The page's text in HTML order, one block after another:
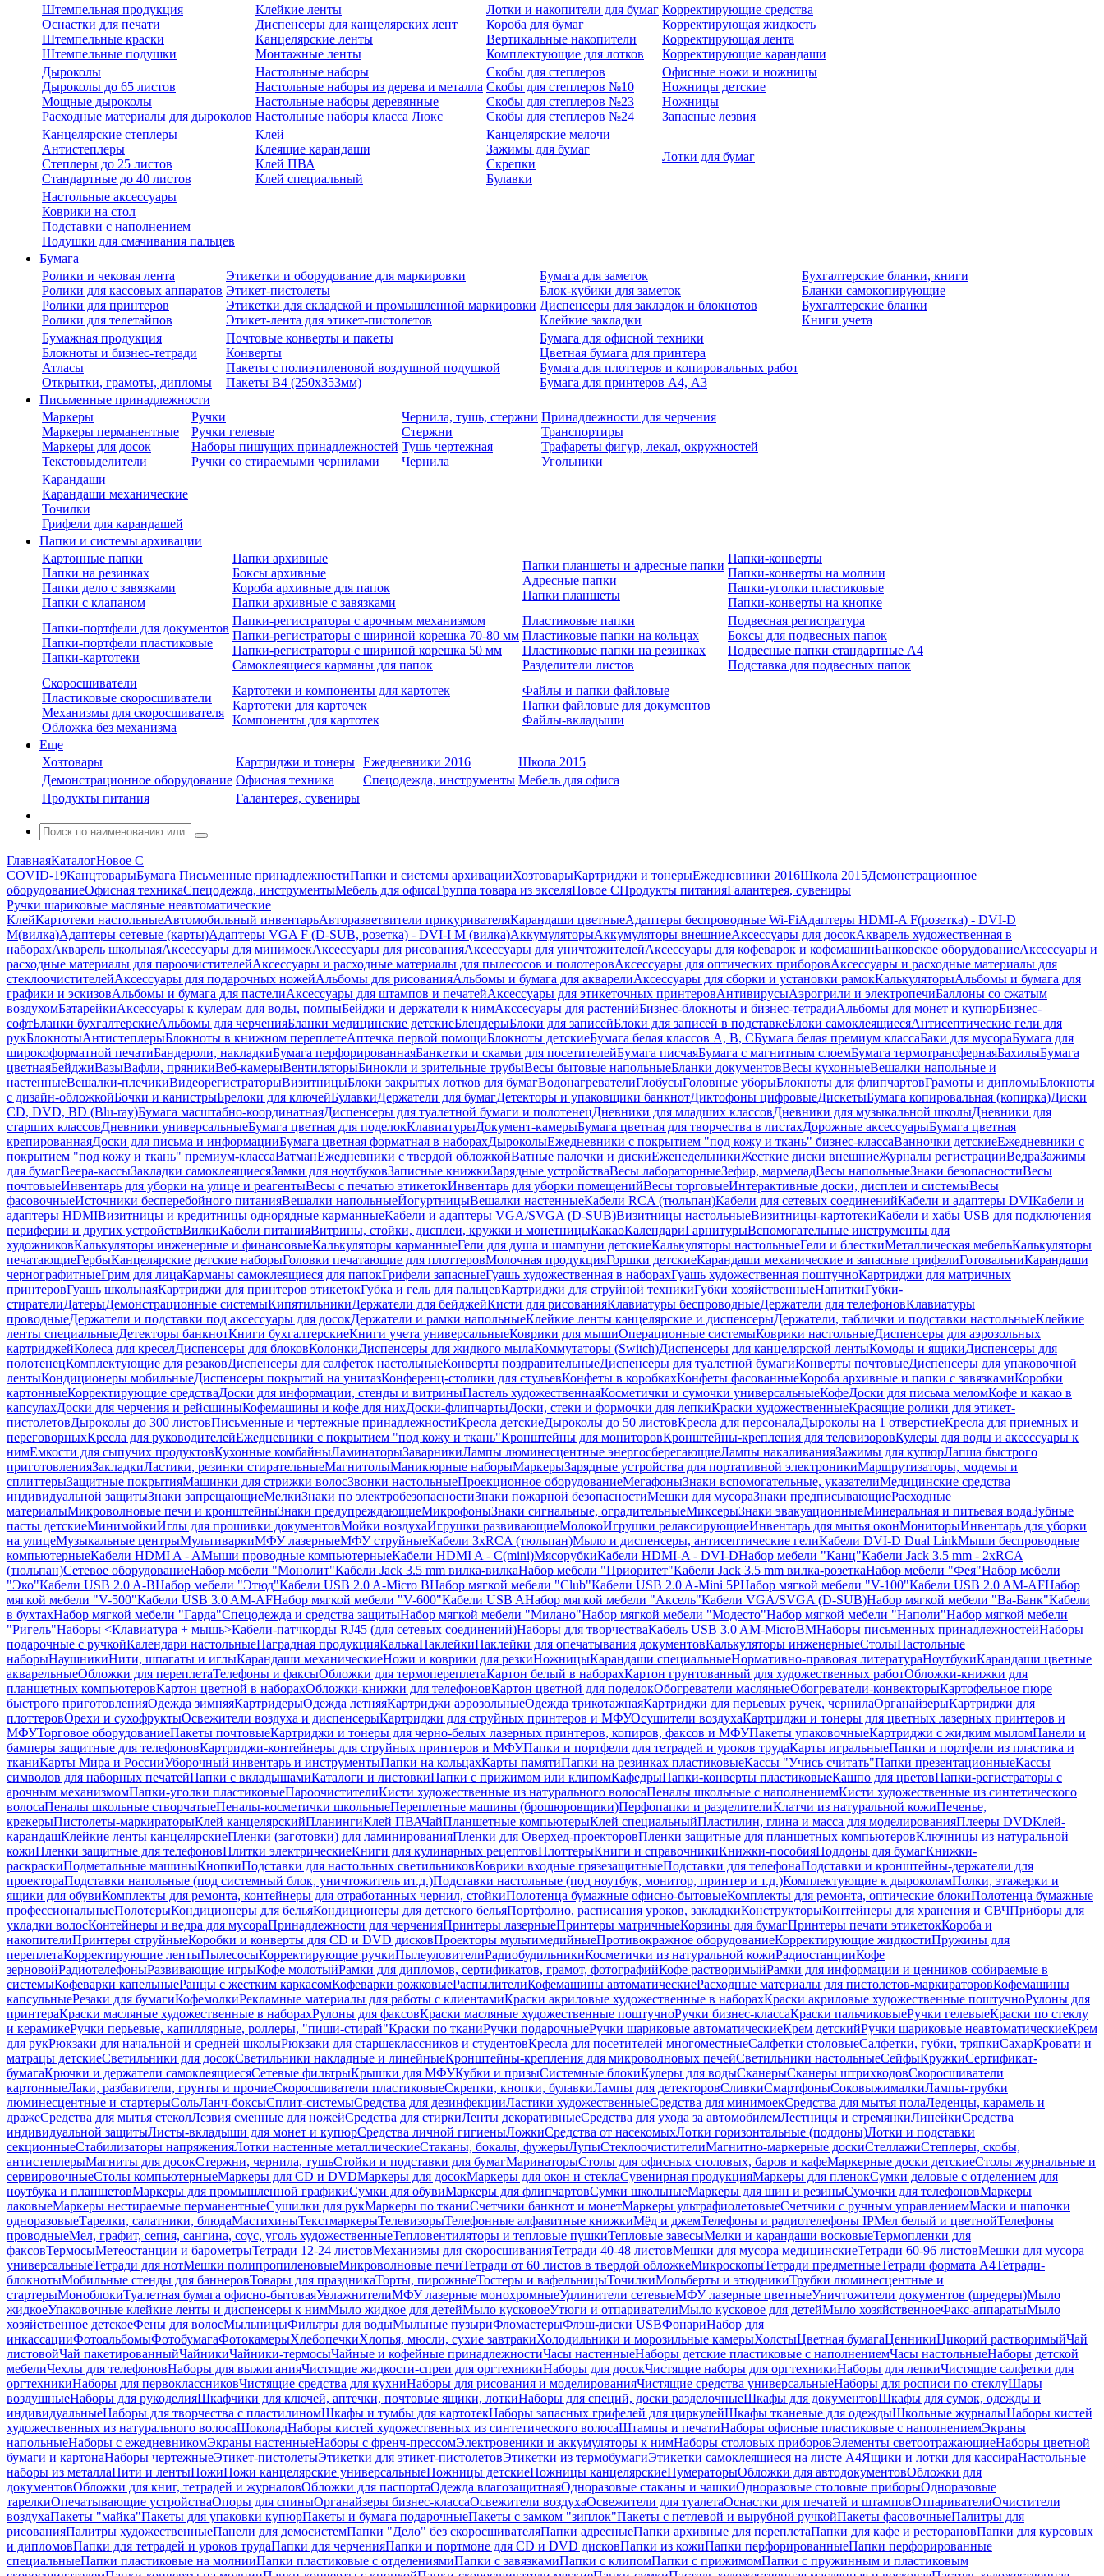
Штемпельная продукция
Оснастки для печати
Штемпельные краски
Штемпельные подушки
Клейкие ленты
Диспенсеры для канцелярских лент
Канцелярские ленты
Монтажные ленты
Лотки и накопители для бумаг
Короба для бумаг
Вертикальные накопители
Комплектующие для лотков
Корректирующие средства
Корректирующая жидкость
Корректирующая лента
Корректирующие карандаши
Дыроколы
Дыроколы до 65 листов
Мощные дыроколы
Расходные материалы для дыроколов
Настольные наборы
Настольные наборы из дерева и металла
Настольные наборы деревянные
Настольные наборы класса Люкс
Скобы для степлеров
Скобы для степлеров №10
Скобы для степлеров №23
Скобы для степлеров №24
Офисные ножи и ножницы
Ножницы детские
Ножницы
Запасные лезвия
Канцелярские степлеры
Антистеплеры
Степлеры до 25 листов
Стандартные до 40 листов
Клей
Клеящие карандаши
Клей ПВА
Клей специальный
Канцелярские мелочи
Зажимы для бумаг
Скрепки
Булавки
Лотки для бумаг
Настольные аксессуары
Коврики на стол
Подставки с наполнением
Подушки для смачивания пальцев
Бумага
Ролики и чековая лента
Ролики для кассовых аппаратов
Ролики для принтеров
Ролики для телетайпов
Этикетки и оборудование для маркировки
Этикет-пистолеты
Этикетки для складской и промышленной маркировки
Этикет-лента для этикет-пистолетов
Бумага для заметок
Блок-кубики для заметок
Диспенсеры для закладок и блокнотов
Клейкие закладки
Бухгалтерские бланки, книги
Бланки самокопирующие
Бухгалтерские бланки
Книги учета
Бумажная продукция
Блокноты и бизнес-тетради
Атласы
Открытки, грамоты, дипломы
Почтовые конверты и пакеты
Конверты
Пакеты с полиэтиленовой воздушной подушкой
Пакеты В4 (250х353мм)
Бумага для офисной техники
Цветная бумага для принтера
Бумага для плоттеров и копировальных работ
Бумага для принтеров А4, А3
Письменные принадлежности
Маркеры
Маркеры перманентные
Маркеры для досок
Текстовыделители
Ручки
Ручки гелевые
Наборы пишущих принадлежностей
Ручки со стираемыми чернилами
Чернила, тушь, стержни
Стержни
Тушь чертежная
Чернила
Принадлежности для черчения
Транспортиры
Трафареты фигур, лекал, окружностей
Угольники
Карандаши
Карандаши механические
Точилки
Грифели для карандашей
Папки и системы архивации
Картонные папки
Папки на резинках
Папки дело с завязками
Папки с клапаном
Папки архивные
Боксы архивные
Короба архивные для папок
Папки архивные с завязками
Папки планшеты и адресные папки
Адресные папки
Папки планшеты
Папки-конверты
Папки-конверты на молнии
Папки-уголки пластиковые
Папки-конверты на кнопке
Папки-портфели для документов
Папки-портфели пластиковые
Папки-картотеки
Папки-регистраторы с арочным механизмом
Папки-регистраторы с шириной корешка 70-80 мм
Папки-регистраторы с шириной корешка 50 мм
Самоклеящиеся карманы для папок
Пластиковые папки
Пластиковые папки на кольцах
Пластиковые папки на резинках
Разделители листов
Подвесная регистратура
Боксы для подвесных папок
Подвесные папки стандартные А4
Подставка для подвесных папок
Скоросшиватели
Пластиковые скоросшиватели
Механизмы для скоросшивателя
Обложка без механизма
Картотеки и компоненты для картотек
Картотеки для карточек
Компоненты для картотек
Файлы и папки файловые
Папки файловые для документов
Файлы-вкладыши
Еще
Хозтовары
Картриджи и тонеры Ежедневники 2016
Школа 2015
Демонстрационное оборудование Офисная техника Спецодежда, инструменты Мебель для офиса
Продукты питания
Галантерея, сувениры
ГлавнаяКаталогНовое С
COVID-19КанцтоварыБумага Письменные принадлежностиПапки и системы архивацииХозтоварыКартриджи и тонерыЕжедневники 2016Школа 2015Демонстрационное
оборудованиеОфисная техникаСпецодежда, инструментыМебель для офисаГруппа товара из экселяНовое СПродукты питанияГалантерея, сувениры
Ручки шариковые масляные неавтоматические
КлейКартотеки настольныеАвтомобильный инвентарьАвторазветвители прикуривателяКарандаши цветныеАдаптеры беспроводные Wi-FiАдаптеры HDMI-A F(розетка) - DVI-D
M(вилка)Адаптеры сетевые (карты)Адаптеры VGA F (D-SUB, розетка) - DVI-I M (вилка)АккумуляторыАккумуляторы внешниеАксессуары для досокАкварель художественная в
наборахАкварель школьнаяАксессуары для минимоекАксессуары для рисованияАксессуары для уничтожителейАксессуары для кофеварок и кофемашинБанковское оборудованиеАксессуары и
расходные материалы для пароочистителейАксессуары и расходные материалы для пылесосов и полотеровАксессуары для оптических приборовАксессуары и расходные материалы для
стеклоочистителейАксессуары для подарочных ножейАльбомы для рисованияАльбомы и бумага для акварелиАксессуары для сборки и установки рамокКалькуляторыАльбомы и бумага для
графики и эскизовАльбомы и бумага для пастелиАксессуары для штампов и печатейАксессуары для этикеточных принтеровАнтивирусыАэрогрили и электропечиБаллоны со сжатым
воздухомБатарейкиАксессуары к кулерам для воды, помпыБейджи и держатели к нимАкссесуары для растенийБизнес-блокноты и бизнес-тетрадиАльбомы для монет и купюрБизнес-
софтБланки бухгалтерскиеАльбомы для черченияБланки медицинские детскиеБлендерыБлоки для записейБлоки для записей в подставкеБлоки самоклеящиесяАнтисептические гели для
рукБлокнотыАнтистеплерыБлокноты в книжном переплетеАптечка первой помощиБлокноты детскиеБумага белая классов А, В, СБумага белая премиум классаБаки для мусораБумага для
широкоформатной печатиБандероли, накладкиБумага перфорированнаяБанкетки и скамьи для посетителейБумага писчаяБумага с магнитным слоемБумага термотрансфернаяБахилыБумага
цветнаяБейджиВазыВафли, пряникиВеб-камерыВентиляторыБинокли и зрительные трубыВесы бытовые напольныеБланки документовВесы кухонныеВешалки напольные и
настенныеВешалки-плечикиВидеорегистраторыВизитницыБлоки закрытых лотков для бумагВодонагревателиГлобусыГоловные уборыБлокноты для флипчартовГрамоты и дипломыБлокноты
с дизайн-обложкойБочки и канистрыБрелоки для ключейБулавкиДержатели для бумагДетекторы и упаковщики банкнотДиктофоны цифровыеДискетыБумага копировальная (копирка)Диски
CD, DVD, BD (Blu-ray)Бумага масштабно-координатнаяДиспенсеры для туалетной бумаги и полотенецДневники для младших классовДневники для музыкальной школыДневники для
старших классовДневники универсальныеБумага цветная для поделокКлавиатурыДокумент-камерыБумага цветная для творчества в листахДорожные аксессуарыБумага цветная
крепированнаяДоски для письма и информацииБумага цветная форматная в наборахДыроколыЕжедневники с покрытием "под кожу и ткань" бизнес-классаВанночки детскиеЕжедневники с
покрытием "под кожу и ткань" премиум-классаВатманЕжедневники с твердой обложкойВатные палочки и дискиЕженедельникиЖесткие диски внешниеЖурналы регистрацииВедраЗажимы
для бумагВеера-кассыЗакладки самоклеящиесяЗамки для ноутбуковЗаписные книжкиЗарядные устройстваВесы лабораторныеЗефир, мармеладВесы напольныеЗнаки безопасностиВесы
почтовыеИнвентарь для уборки на улице и реагентыВесы с печатью этикетокИнвентарь для уборки помещенийВесы торговыеИнтерактивные доски, дисплеи и системыВесы
фасовочныеИсточники бесперебойного питанияВешалки напольныеЙогуртницыВешалки настенныеКабели RCA (тюльпан)Кабели для сетевых соединенийКабели и адаптеры DVIКабели и
адаптеры HDMIВизитницы и кредитницы однорядные карманныеКабели и адаптеры VGA/SVGA (D-SUB)Визитницы настольныеВизитницы-картотекиКабели и хабы USB для подключения
периферии и других устройствВилкиКабели питанияВитрины, стойки, дисплеи, кружки и монетницыКакаоКалендариГарнитурыВспомогательные инструменты для
художниковКалькуляторы инженерные и финансовыеКалькуляторы карманныеГели для душа и шампуни детскиеКалькуляторы настольныеГели и блесткиМеталлическая мебельКалькуляторы
печатающиеГербыКанцелярские детские наборыГоловки печатающие для плоттеровМолочная продукцияГоршки детскиеКарандаши механические и запасные грифелиГотовальниКарандаши
чернографитныеГрим для лицаКарманы самоклеящиеся для папокГрифели запасныеГуашь художественная в наборахГуашь художественная поштучноКартриджи для матричных
принтеровГуашь школьнаяКартриджи для принтеров этикетокГубка и гель для пальцевКартриджи для струйной техникиГубки хозяйственныеНапиткиГубки-
стирателиДатерыДемонстрационные системыКипятильникиДержатели для бейджейКисти для рисованияКлавиатуры беспроводныеДержатели для телефоновКлавиатуры
проводныеДержатели и подставки под аксессуары для досокДержатели и рамки напольныеКлейкие ленты канцелярские и диспенсерыДержатели, таблички и подставки настольныеКлейкие
ленты специальныеДетекторы банкнотКниги бухгалтерскиеКниги учета универсальныеКоврики для мышиОперационные системыКоврики настольныеДиспенсеры для аэрозольных
картриджейКолеса для креселДиспенсеры для блоковКолонкиДиспенсеры для жидкого мылаКоммутаторы (Switch)Диспенсеры для канцелярской лентыКомоды и ящикиДиспенсеры для
полотенецКомплектующие для резаковДиспенсеры для салфеток настольныеКонверты поздравительныеДиспенсеры для туалетной бумагиКонверты почтовыеДиспенсеры для упаковочной
лентыКондиционеры мобильныеДиспенсеры покрытий на унитазКонференц-столики для стульевКонфеты в коробкахКонфеты фасованныеКороба архивные и папки с завязкамиКоробки
картонныеКорректирующие средстваДоски для информации, стенды и витриныПастель художественнаяКосметички и сумочки универсальныеКофеДоски для письма меломКофе и какао в
капсулахДоски для черчения и рейсшиныКофемашины и кофе для нихДоски-флипчартыДоски, стеки и формочки для лепкиКраски художественныеКрасящие ролики для этикет-
пистолетовДыроколы до 300 листовПисьменные и чертежные принадлежностиКресла детскиеДыроколы до 50 листовКресла для персоналаДыроколы на 1 отверстиеКресла для приемных и
переговорныхКресла для руководителейЕжедневники с покрытием "под кожу и ткань"Кронштейны для мониторовКронштейны-крепления для телевизоровКулеры для воды и аксессуары к
нимЕмкости для сыпучих продуктовКухонные комбайныЛаминаторыЗаварникиЛампы люминесцентные энергосберегающиеЛампы накаливанияЗажимы для купюрЛапша быстрого
приготовленияЗакладкиЛастики, резинки стирательныеМагнитолыМаникюрные наборыМаркерыЗарядные устройства для портативной электроникиМаршрутизаторы, модемы и
сплиттерыЗащитные покрытияМашинки для стрижки волосЗвонки настольныеПроекционное оборудованиеМегафоныЗнаки вспомогательные, указателиМедицинские средства
индивидуальной защитыЗнаки запрещающиеМелкиЗнаки по электробезопасностиЗнаки пожарной безопасностиМешки для мусораЗнаки предписывающиеРасходные
материалыМикроволновые печи и кронштейныЗнаки предупреждающиеМикрофоныЗнаки сигнальные, оградительныеМиксерыЗнаки эвакуационныеМинеральная и питьевая водаЗубные
пасты детскиеМинимойкиИглы для прошивки документовМойки воздухаИгрушки развивающиеМолокоИгрушки релаксирующиеИнвентарь для мытья оконМониторыИнвентарь для уборки
на улицеМузыкальные центрыМультиваркиМФУ лазерныеМФУ струйныеКабели 3xRCA (тюльпан)Мыло и диспенсеры, антисептические гелиКабели DVI-D Dual LinkМыши беспроводные
компьютерныеКабели HDMI A - AМыши проводные компьютерныеКабели HDMI A - C(mini)МясорубкиКабели HDMI-A - DVI-DНабор мебели "Канц"Кабели Jack 3.5 mm - 2xRCA
(тюльпан)Сетевое оборудованиеНабор мебели "Монолит"Кабели Jack 3.5 mm вилка-вилкаНабор мебели "Приоритет"Кабели Jack 3.5 mm вилка-розеткаНабор мебели "Фея"Набор мебели
"Эко"Кабели USB 2.0 A-BНабор мебели "Этюд"Кабели USB 2.0 A-Micro BНабор мягкой мебели "Club"Кабели USB 2.0 A-Mini 5PНабор мягкой мебели "V-100"Кабели USB 2.0 AM-AFНабор
мягкой мебели "V-500"Кабели USB 3.0 AM-AFНабор мягкой мебели "V-600"Кабели USB AНабор мягкой мебели "Аксель"Кабели VGA/SVGA (D-SUB)Набор мягкой мебели "Ва-Банк"Кабели
в бухтахНабор мягкой мебели "Гарда"Спецодежда и средства защитыНабор мягкой мебели "Милано"Набор мягкой мебели "Модесто"Набор мягкой мебели "Наполи"Набор мягкой мебели
"Ригель"Наборы <Клавиатура + мышь>Кабели-патчкорды RJ45 (для сетевых соединений)Наборы для творчестваКабель USB 3.0 AM-MicroBMНаборы письменных принадлежностейНаборы
подарочные с ручкойКалендари настольныеНаградная продукцияКалькаНаклейкиНаклейки для опечатывания документовКалькуляторы инженерныеСтолыНастольные
наборыНаушникиНити, шпагаты и иглыКарандаши механическиеНожи и коврики для резкиНожницыКарандаши специальныеНормативно-правовая литератураНоутбукиКарандаши цветные
акварельныеОбложки для переплетаТелефоны и факсыОбложки для термопереплетаКартон белый в наборахКартон грунтованный для художественных работОбложки-книжки для
планшетных компьютеровКартон цветной в наборахОбложки-книжки для телефоновКартон цветной для поделокОбогреватели масляныеОбогреватели-конвекторыКартофельное пюре
быстрого приготовленияОдежда зимняяКартридерыОдежда летняяКартриджи аэрозольныеОдежда трикотажнаяКартриджи для перьевых ручек, чернилаОрганайзерыКартриджи для
плоттеровОрехи и сухофруктыОсвежители воздуха и диспенсерыКартриджи для струйных принтеров и МФУОсушители воздухаКартриджи и тонеры для цветных лазерных принтеров и
МФУТорговое оборудованиеПакеты почтовыеКартриджи и тонеры для черно-белых лазерных принтеров, копиров, факсов и МФУПакеты упаковочныеКартриджи с жидким мыломПанели и
бамперы защитные для телефоновКартриджи-контейнеры для струйных принтеров и МФУПапки и портфели для тетрадей и уроков трудаКарты игральныеПапки и портфели из пластика и
тканиКарты Мира и РоссииУборочный инвентарь и инструментыПапки на кольцахКарты памятиПапки на резинках пластиковыеКассы "Учись считать"Папки презентационныеКассы
символов для наборных печатейПапки с вкладышамиКаталоги и листовкиПапки с прижимом или клипомКафедрыПапки-конверты пластиковыеКашпо для цветовПапки-регистраторы с
арочным механизмомПапки-уголки пластиковыеПароочистителиКисти художественные из натурального волосаПеналы школьные с наполнениемКисти художественные из синтетического
волосаПеналы школьные створчатыеПеналы-косметички школьныеПереплетные машины (брошюровщики)Перфопапки и разделителиКлатчи из натуральной кожиПеченье,
крекерыПистолеты-маркираторыКлей канцелярскийПланингиКлей ПВАЧайПланшетные компьютерыКлей специальныйПластилин, глина и масса для моделированияПлееры DVDКлей-
карандашКлейкие ленты канцелярскиеПленки (заготовки) для ламинированияПленки для Оверхед-проекторовПленки защитные для планшетных компьютеровКлючницы из натуральной
кожиПленки защитные для телефоновПлитки электрическиеКниги для кулинарных рецептовПлоттерыКниги и справочникиКнижки-пособияПоддоны для бумагКнижки-
раскраскиПодметальные машиныКнопкиПодставки для настольных светильниковКоврики входные грязезащитныеПодставки для телефонаПодставки и кронштейны-держатели для
проектораПодставки напольные (под системный блок, уничтожитель ит.д.)Подставки настольные (под ноутбук, монитор, принтер и т.д.)Комплектующие к дыроколамПолки, этажерки и
ящики для обувиКомплекты для ремонта, контейнеры для отработанных чернил, стойкиПолотенца бумажные офисно-бытовыеКомплекты для ремонта, оптические блокиПолотенца бумажные
профессиональныеПолотерыКондиционеры для бельяКондиционеры для детского бельяПортфолио, расписания уроков, закладкиКонструкторыКонтейнеры для хранения и СВЧПриборы для
укладки волосКонтейнеры и ведра для мусораПринадлежности для черченияПринтеры лазерныеПринтеры матричныеКорзины для бумагПринтеры печати этикетокКороба и
накопителиПринтеры струйныеКоробки и конверты для CD и DVD дисковПроекторы мультимедийныеПротивокражное оборудованиеКорректирующие жидкостиПружины для
переплетаКорректирующие лентыПылесосыКорректирующие ручкиПылеуловителиРадиобудильникиКосметички из натуральной кожиРадиостанцииКофе
зерновойРадиотелефоныРазвивающие игрыКофе молотыйРамки для дипломов, сертификатов, грамот, фотографийКофе растворимыйРамки для информации и ценников собираемые в
системыКофеварки капельныеРанцы с жестким каркасомКофеварки рожковыеРаспылителиКофемашины автоматическиеРасходные материалы для пистолетов-маркираторовКофемашины
капсульныеРезаки для бумагиКофемолкиРекламные материалы для работы с клиентамиКраски акриловые художественные в наборахКраски акриловые художественные поштучноРулоны для
принтераКраски масляные художественные в наборахРулоны для факсовКраски масляные художественные поштучноРучки бизнес-классаКраски пальчиковыеРучки гелевыеКраски по стеклу
и керамикеРучки перьевые, капиллярные, роллеры, "пиши-стирай"Краски по тканиРучки подарочныеРучки шариковые автоматическиеКрем детскийРучки шариковые неавтоматическиеКрем
для рукРюкзаки для начальной и средней школыРюкзаки для старшеклассников и студентовКресла для посетителей многоместныеСалфетки столовыеСалфетки, губки, тряпкиСахарКровати и
матрацы детскиеСветильники для досокСветильники накладные и линейныеКронштейны-крепления для микроволновых печейСветильники настольныеСейфыКружкиСертификат-
бумагаКрючки и держатели самоклеящиесяСетевые фильтрыКрышки для МФУКубки и призыСистемные блокиКулеры для водыСканерыСканеры штрихкодовСкоросшиватели
картонныеЛаки, разбавители, грунты и прочиеСкоросшиватели пластиковыеСкрепки, кнопки, булавкиЛампы для детекторовСливкиСмартфоныСоковыжималкиЛампы-трубки
люминесцентные и стартерыСольЛанч-боксыСплит-системыСредства для дезинфекцииЛастики художественныеСредства для минимоекСредства для мытья полаЛеденцы, карамель и
дражеСредства для мытья стеколЛезвия сменные для ножейСредства для стиркиЛенты декоративныеСредства для ухода за автомобилемЛестницы и стремянкиЛинейкиСредства
индивидуальной защитыЛисты-вкладыши для монет и купюрСредства личной гигиеныЛожкиСредства от насекомыхЛотки горизонтальные (поддоны)Лотки и подставки
секционныеСтабилизаторы напряженияЛотки настенные металлическиеСтаканы, бокалы, фужерыЛупыСтеклоочистителиМагнитно-маркерные доскиСтеллажиСтеплеры, скобы,
антистеплерыМагниты для досокСтержни, чернила, тушьСтойки и подставки для бумагМаринаторыСтолы для офисных столовых, баров и кафеМаркерные доски детскиеСтолы журнальные и
сервировочныеСтолы компьютерныеМаркеры для CD и DVDМаркеры для досокМаркеры для окон и стеклаСувенирная продукцияМаркеры для пленокСумки деловые с отделением для
ноутбука и планшетовМаркеры для промышленной графикиСумки для обувиМаркеры для флипчартовСумки школьныеМаркеры для шин и резиныСумочки для телефоновМаркеры
лаковыеМаркеры нестираемые перманентныеСушилки для рукМаркеры по тканиСчетчики банкнот и монетМаркеры ультрафиолетовыеСчетчики с ручным управлениемМаски и шапочки
одноразовыеТарелки, салатники, блюдаМастихиныТекстмаркерыТелевизорыТелефонные алфавитные книжкиМёд и джемТелефоны и радиотелефоны IPМел белый и цветнойТелефоны
проводныеМел, графит, сепия, сангина, соус, уголь художественныеТепловентиляторы и тепловые пушкиТепловые завесыМелки и карандаши восковыеТермопленки для
факсовТермосыМетеостанции и барометрыТетради 12-24 листовМеханизмы для скоросшиванияТетради 40-48 листовМешки для мусора медицинскиеТетради 60-96 листовМешки для мусора
универсальныеТетради для нотМешки полипропиленовыеМикроволновые печиТетради от 60 листов в твердой обложкеМикроскопыТетради предметныеТетради формата А4Тетради-
блокнотыМобильные стенды для баннеровТовары для праздникаТорты, пирожныеТостеры и вафельницыТочилкиМольберты и этюдникиТрубки люминесцентные и
стартерыМоноблокиТуалетная бумага офисно-бытоваяУвлажнителиМФУ лазерные монохромныеУдлинители сетевыеМФУ лазерные цветныеУничтожители документов (шредеры)Мыло
жидкоеУпаковочные клейкие ленты и диспенсеры к нимМыло жидкое для детейМыло кусковоеУтюги и отпаривателиМыло кусковое для детейМыло хозяйственноеФакс-аппаратыМыло
хозяйственное детскоеФены для волосМыльницыФильтры для водыМыльные пузыриФломастерыФлэш-диски USBФонариНабор для
инкассацииФотоальбомыФотобумагаФотокамерыХлебопечкиХлопья, мюсли, сухие завтракиХолодильники и морозильные камерыХолстыЦветная бумагаЦенникиЦикорий растворимыйЧай
листовойЧай пакетированныйЧайникиЧайники-термосыЧайные и кофейные принадлежностиЧасы настенныеНаборы детские пластиковые с наполнениемЧасы настольныеНаборы детской
мебелиЧехлы для телефоновНаборы для выжиганияЧистящие жидкости-спреи для оргтехникиНаборы для досокЧистящие наборы для оргтехникиНаборы для лепкиЧистящие салфетки для
оргтехникиНаборы для первоклассниковЧистящие средства для кухниНаборы для рисования и моделированияЧистящие средства универсальныеНаборы для росписи по стеклуШары
воздушныеНаборы для рукоделияШкафчики для ключей, аптечки, почтовые ящики, лоткиНаборы для специй, доски разделочныеШкафы для документовШкафы для сумок, одежды и
индивидуальныеНаборы для творчества с пластилиномШкафы и тумбы для картотекНаборы запасных грифелей для циркулейШкафы тканевые для одеждыШкольные журналыНаборы кистей
художественных из натурального волосаШоколадНаборы кистей художественных из синтетического волосаШтампы и печатиНаборы офисные пластиковые с наполнениемЭкраны
напольныеНаборы с ежедневникомЭкраны настенныеНаборы с френч-прессомЭлектровеники и аккумуляторы к нимНаборы столовых приборовЭлементы светоотражающиеНаборы цветной
бумаги и картонаНаборы чертежныеЭтикет-пистолетыЭтикетки для этикет-пистолетовЭтикетки из термобумагиЭтикетки самоклеящиеся на листе А4Ящики и лотки для кассираНастольные
наборы из металлаНити и лентыНожиНожи канцелярские универсальныеНожницы детскиеНожницы канцелярскиеНумераторыОбложки для автодокументовОбложки для
документовОбложки для книг, тетрадей и журналовОбложки для паспортаОдежда влагозащитнаяОдноразовые стаканы и чашкиОдноразовые столовые приборыОдноразовые
тарелкиОпечатывающие устройстваОпоры для спиныОрганайзеры бизнес-классаОсвежители воздухаОсвежители для туалетаОснастки для печатей и штамповОтпаривателиОчистители
воздухаПакеты "майка"Пакеты для упаковки купюрПакеты и бумага подарочныеПакеты с замком "зиплок"Пакеты с петлевой и вырубной ручкойПакеты фасовочныеПалитры для
рисованияПалитры художественныеПанели для демосистемПапки "Дело" без скоросшивателяПапки адресныеПапки архивные для переплетаПапки для кафе и ресторановПапки для курсовых
и дипломовПапки для тетрадей и уроков трудаПапки для черченияПапки и портмоне для CD и DVD дисковПапки из кожиПапки перфорированныеПапки перфорированные
специальныеПапки пластиковые на молнииПапки пластиковые с отделениямиПапки с завязкамиПапки с клипомПапки с прижимомПапки с пружинным и пластиковым